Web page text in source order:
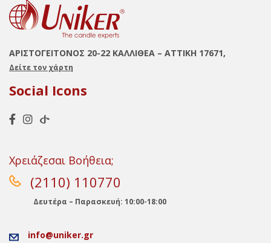
ΑΡΙΣΤΟΓΕΙΤΟΝΟΣ 20-22 ΚΑΛΛΙΘΕΑ – ΑΤΤΙΚΗ 17671,
Δείτε τον χάρτη
Social Icons
Χρειάζεσαι Βοήθεια;
(2110) 110770
Δευτέρα – Παρασκευή: 10:00-18:00
info@uniker.gr